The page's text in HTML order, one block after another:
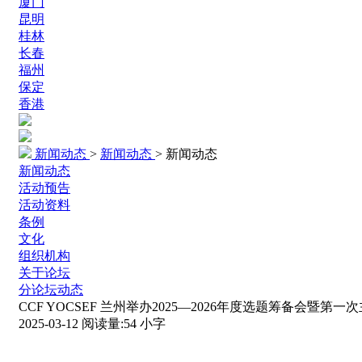
昆明
桂林
长春
福州
保定
香港
新闻动态 > 新闻动态 > 新闻动态
新闻动态
活动预告
活动资料
条例
文化
组织机构
关于论坛
分论坛动态
CCF YOCSEF 兰州举办2025—2026年度选题筹备会暨第一
2025-03-12 阅读量:54 小字